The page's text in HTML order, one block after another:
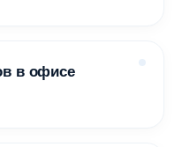
в офисе